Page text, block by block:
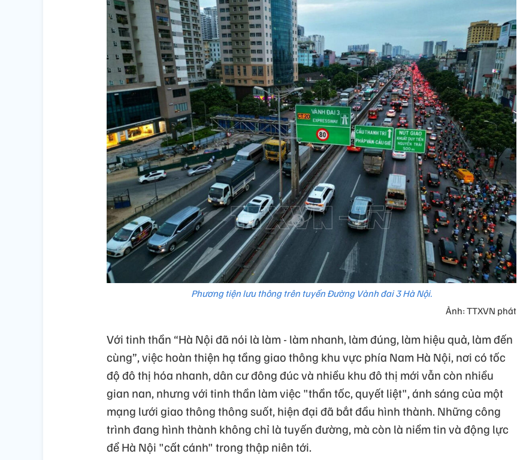
Phương tiện lưu thông trên tuyến Đường Vành đai 3 Hà Nội.
Ảnh: TTXVN phát
Với tinh thần “Hà Nội đã nói là làm - làm nhanh, làm đúng, làm hiệu quả, làm đến
cùng”, việc hoàn thiện hạ tầng giao thông khu vực phía Nam Hà Nội, nơi có tốc
độ đô thị hóa nhanh, dân cư đông đúc và nhiều khu đô thị mới vẫn còn nhiều
gian nan, nhưng với tinh thần làm việc "thần tốc, quyết liệt", ánh sáng của một
mạng lưới giao thông thông suốt, hiện đại đã bắt đầu hình thành. Những công
trình đang hình thành không chỉ là tuyến đường, mà còn là niềm tin và động lực
để Hà Nội "cất cánh" trong thập niên tới.